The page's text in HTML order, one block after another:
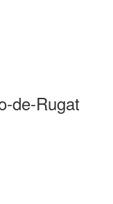
de-Rugat